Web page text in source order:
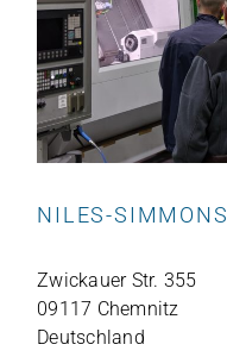
NILES-SIMMONS
Zwickauer Str. 355
09117 Chemnitz
Deutschland